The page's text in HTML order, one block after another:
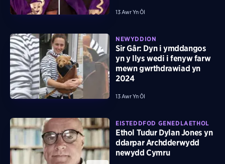
13 Awr Yn Ôl
NEWYDDION
Sir Gâr: Dyn i ymddangos
yn y llys wedi i fenyw farw
mewn gwrthdrawiad yn
2024
13 Awr Yn Ôl
EISTEDDFOD GENEDLAETHOL
Ethol Tudur Dylan Jones yn
ddarpar Archdderwydd
newydd Cymru